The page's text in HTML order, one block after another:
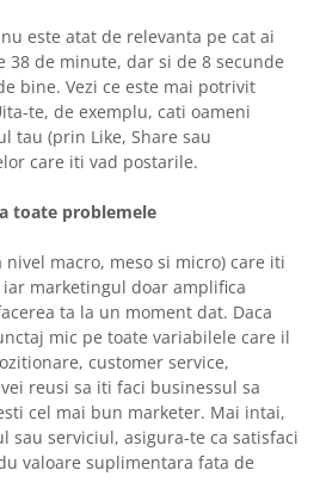
este atat de relevanta pe cat ai
38 de minute, dar si de 8 secunde
bine. Vezi ce este mai potrivit
te, de exemplu, cati oameni
tau (prin Like, Share sau
care iti vad postarile.
toate problemele
macro, meso si micro) care iti
marketingul doar amplifica
ta la un moment dat. Daca
mic pe toate variabilele care il
customer service,
reusi sa iti faci businessul sa
cel mai bun marketer. Mai intai,
sau serviciul, asigura-te ca satisfaci
valoare suplimentara fata de